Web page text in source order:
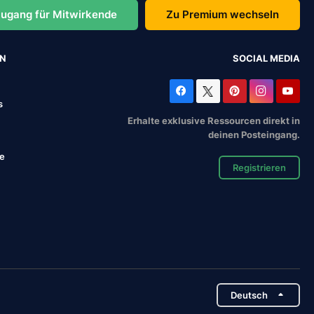
für Mitwirkende Zu Premium wechseln
SOCIAL MEDIA
Erhalte exklusive Ressourcen direkt in
deinen Posteingang.
Registrieren
Deutsch